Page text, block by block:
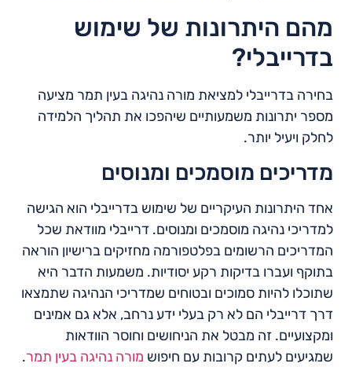
מהם היתרונות של שימוש
בדרייבלי?
בחירה בדרייבלי למציאת מורה נהיגה בעין תמר מציעה
מספר יתרונות משמעותיים שיהפכו את תהליך הלמידה
לחלק ויעיל יותר.
מדריכים מוסמכים ומנוסים
אחד היתרונות העיקריים של שימוש בדרייבלי הוא הגישה
למדריכי נהיגה מוסמכים ומנוסים. דרייבלי מוודאת שכל
המדריכים הרשומים בפלטפורמה מחזיקים ברישיון הוראה
בתוקף ועברו בדיקות רקע יסודיות. משמעות הדבר היא
שתוכלו להיות סמוכים ובטוחים שמדריכי הנהיגה שתמצאו
דרך דרייבלי הם לא רק בעלי ידע נרחב, אלא גם אמינים
ומקצועיים. זה מבטל את הניחושים וחוסר הוודאות
שמגיעים לעתים קרובות עם חיפוש מורה נהיגה בעין תמר.